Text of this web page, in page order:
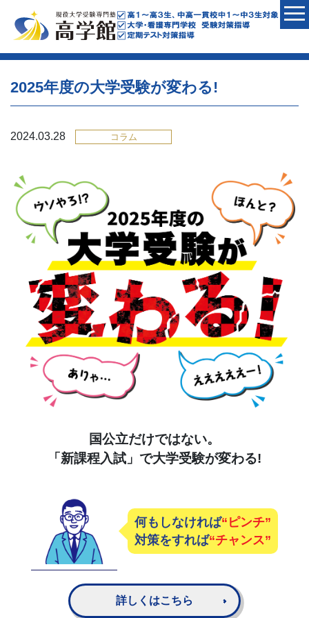
2025年度の大学受験が変わる!
2024.03.28 コラム
国公立だけではない。
「新課程入試」で大学受験が変わる!
何もしなければ“ピンチ”
対策をすれば“チャンス”
詳しくはこちら